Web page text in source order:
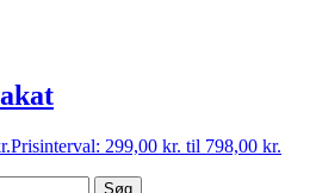
Prisinterval: 299,00 kr. til 798,00 kr.